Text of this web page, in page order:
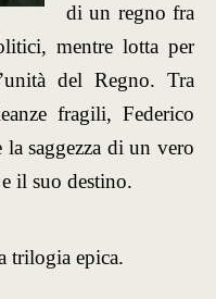
di un regno fra
mentre lotta per
del Regno. Tra
fragili, Federico
saggezza di un vero
il suo destino.
trilogia epica.